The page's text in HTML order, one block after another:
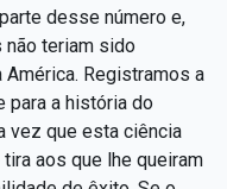
desse número e,
não teriam sido
Registramos a
para a história do
vez que esta ciência
aos que lhe queiram